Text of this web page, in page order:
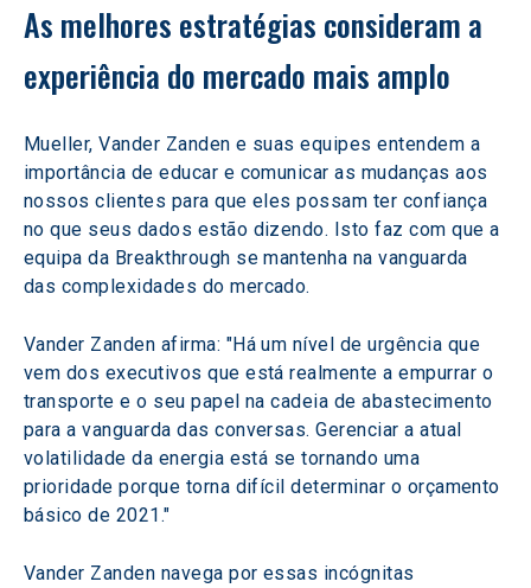
As melhores estratégias consideram a
experiência do mercado mais amplo
Mueller, Vander Zanden e suas equipes entendem a
importância de educar e comunicar as mudanças aos
nossos clientes para que eles possam ter confiança
no que seus dados estão dizendo. Isto faz com que a
equipa da Breakthrough se mantenha na vanguarda
das complexidades do mercado.
Vander Zanden afirma: "Há um nível de urgência que
vem dos executivos que está realmente a empurrar o
transporte e o seu papel na cadeia de abastecimento
para a vanguarda das conversas. Gerenciar a atual
volatilidade da energia está se tornando uma
prioridade porque torna difícil determinar o orçamento
básico de 2021."
Vander Zanden navega por essas incógnitas